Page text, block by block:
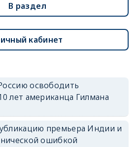
В раздел
кабинет
освободить
лет американца Гилмана
премьера Индии и
ошибкой